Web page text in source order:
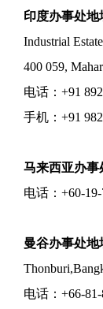
印度办事处地
Industrial
400 059,
电话：+91
手机：+91
马来西亚办事
电话：+60-19-
曼谷办事处地
电话：+66-81-